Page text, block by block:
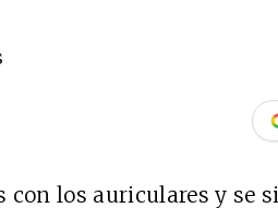
con los auriculares y se